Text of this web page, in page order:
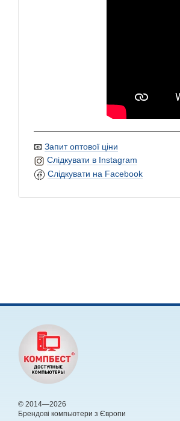
📧 Запит оптової ціни
Слідкувати в Instagram
Слідкувати на Facebook
© 2014—2026
Брендові компьютери з Європи